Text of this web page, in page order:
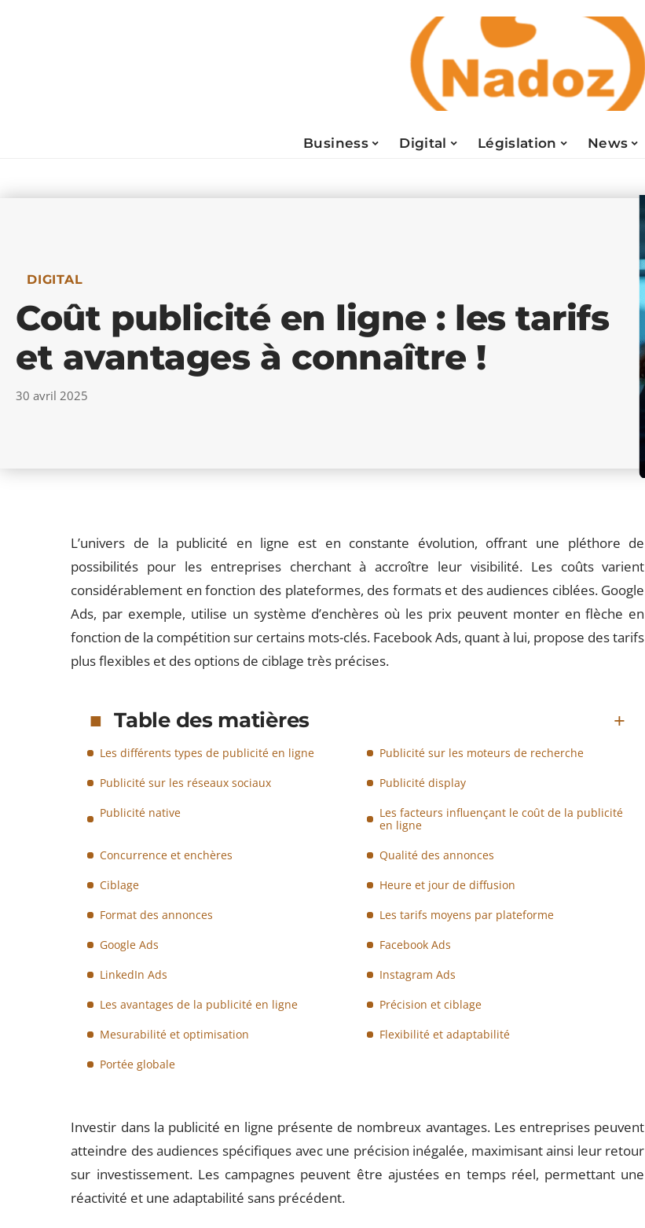
Business Digital Législation News
DIGITAL
Coût publicité en ligne : les tarifs
et avantages à connaître !
30 avril 2025
L’univers de la publicité en ligne est en constante évolution, offrant une pléthore de
possibilités pour les entreprises cherchant à accroître leur visibilité. Les coûts varient
considérablement en fonction des plateformes, des formats et des audiences ciblées. Google
Ads, par exemple, utilise un système d’enchères où les prix peuvent monter en flèche en
fonction de la compétition sur certains mots-clés. Facebook Ads, quant à lui, propose des tarifs
plus flexibles et des options de ciblage très précises.
Table des matières
Les différents types de publicité en ligne
Publicité sur les moteurs de recherche
Publicité sur les réseaux sociaux
Publicité display
Publicité native
Les facteurs influençant le coût de la publicité
en ligne
Concurrence et enchères
Qualité des annonces
Ciblage
Heure et jour de diffusion
Format des annonces
Les tarifs moyens par plateforme
Google Ads
Facebook Ads
LinkedIn Ads
Instagram Ads
Les avantages de la publicité en ligne
Précision et ciblage
Mesurabilité et optimisation
Flexibilité et adaptabilité
Portée globale
Investir dans la publicité en ligne présente de nombreux avantages. Les entreprises peuvent
atteindre des audiences spécifiques avec une précision inégalée, maximisant ainsi leur retour
sur investissement. Les campagnes peuvent être ajustées en temps réel, permettant une
réactivité et une adaptabilité sans précédent.